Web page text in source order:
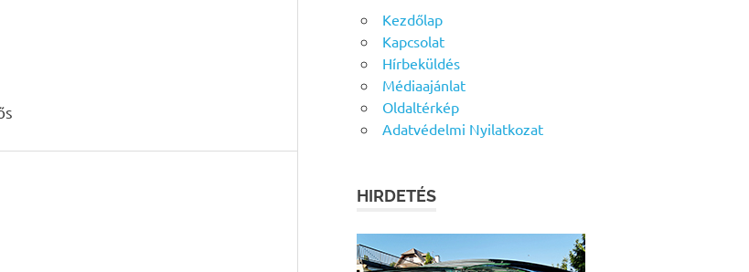
Kezdőlap
Kapcsolat
Hírbeküldés
Médiaajánlat
Oldaltérkép
Adatvédelmi Nyilatkozat
HIRDETÉS